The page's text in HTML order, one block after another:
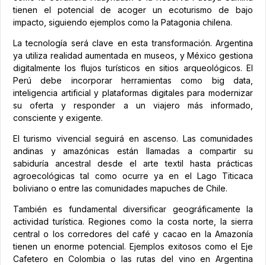
tienen el potencial de acoger un ecoturismo de bajo
impacto, siguiendo ejemplos como la Patagonia chilena.
La tecnología será clave en esta transformación. Argentina
ya utiliza realidad aumentada en museos, y México gestiona
digitalmente los flujos turísticos en sitios arqueológicos. El
Perú debe incorporar herramientas como big data,
inteligencia artificial y plataformas digitales para modernizar
su oferta y responder a un viajero más informado,
consciente y exigente.
El turismo vivencial seguirá en ascenso. Las comunidades
andinas y amazónicas están llamadas a compartir su
sabiduría ancestral desde el arte textil hasta prácticas
agroecológicas tal como ocurre ya en el Lago Titicaca
boliviano o entre las comunidades mapuches de Chile.
También es fundamental diversificar geográficamente la
actividad turística. Regiones como la costa norte, la sierra
central o los corredores del café y cacao en la Amazonía
tienen un enorme potencial. Ejemplos exitosos como el Eje
Cafetero en Colombia o las rutas del vino en Argentina